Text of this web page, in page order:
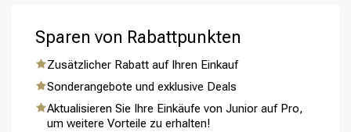
Umformung
Sparen von Rabattpunkten
Zusätzlicher Rabatt auf Ihren Einkauf
Sonderangebote und exklusive Deals
Aktualisieren Sie Ihre Einkäufe von Junior auf Pro,
um weitere Vorteile zu erhalten!